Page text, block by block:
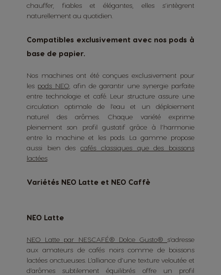
chauffer, fiables et élégantes, elles s’intègrent
naturellement au quotidien.
Compatibles exclusivement avec nos pods à
base de papier.
Nos machines ont été conçues exclusivement pour
les pods NEO, afin de garantir une synergie parfaite
entre technologie et café. Leur structure assure une
circulation optimale de l’eau et un déploiement
naturel des arômes. Chaque variété exprime
pleinement son profil gustatif grâce à l’harmonie
entre la machine et les pods. La gamme propose
aussi bien descafés classiques que des boissons
lactées
Variétés NEO Latte et NEO Caffè
NEO Latte
NEO Latte par NESCAFÉ® Dolce Gusto® s’adresse
aux amateurs de cafés noirs comme de boissons
lactées onctueuses. L’alliance d’une texture veloutée et
d’arômes subtilement équilibrés offre un profil